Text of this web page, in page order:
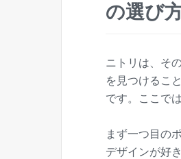
の選び
ニトリは、そ
を見つけるこ
です。ここで
まず一つ目の
デザインが好